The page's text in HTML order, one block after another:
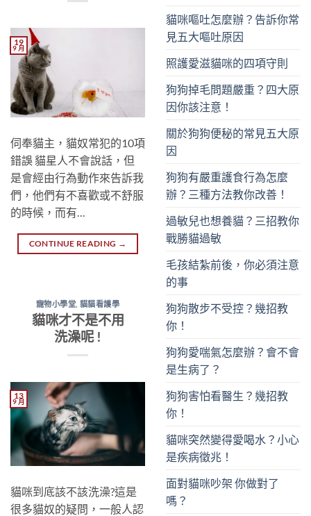
19
9 月
伺奉貓主，貓奴常犯的10項
錯誤 貓星人不會說話，但
是會經由行為動作來告訴我
們，他們有不喜歡或不舒服
的時候，而有…
CONTINUE READING →
寵物小學堂 貓貓看護學
貓咪才不是不用
洗澡呢 !
13
9 月
貓咪到底該不該洗澡?這是
很多貓奴的疑問，一般人認
貓咪嘔吐怎麼辦？告訴你常
見五大嘔吐原因
照護愛滋貓咪的四項守則
狗狗掉毛問題嚴重？四大原
因你該注意！
關於狗狗便秘的常見五大原
因
狗狗有嚴重護食行為怎麼
辦？三種方法教你改善！
過敏兒也想養貓？三招教你
戰勝貓過敏
毛孩結紮前後，你必須注意
的事
狗狗散步不受控？幾招教
你！
狗狗愛喘氣怎麼辦？會不會
是生病了？
狗狗害怕看醫生？幾招教
你！
貓咪突然變得愛喝水？小心
是疾病徵兆！
面對貓咪吵架 你做對了
嗎？